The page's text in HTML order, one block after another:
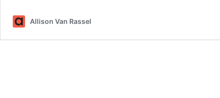
Allison Van Rassel